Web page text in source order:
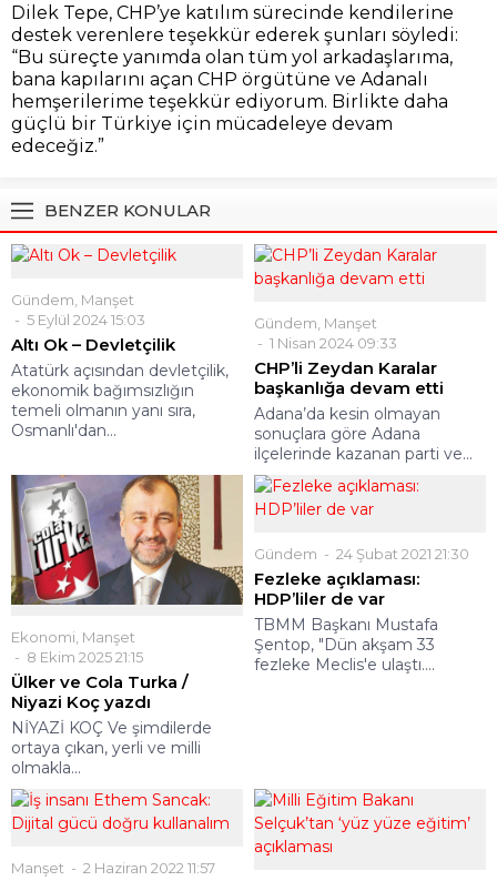
Dilek Tepe, CHP’ye katılım sürecinde kendilerine
destek verenlere teşekkür ederek şunları söyledi:
“Bu süreçte yanımda olan tüm yol arkadaşlarıma,
bana kapılarını açan CHP örgütüne ve Adanalı
hemşerilerime teşekkür ediyorum. Birlikte daha
güçlü bir Türkiye için mücadeleye devam
edeceğiz.”
BENZER KONULAR
Gündem Manşet
5 Eylül 2024 15:03
Altı Ok – Devletçilik
Atatürk açısından devletçilik,
ekonomik bağımsızlığın
temeli olmanın yanı sıra,
Osmanlı'dan...
Gündem Manşet
1 Nisan 2024 09:33
CHP’li Zeydan Karalar
başkanlığa devam etti
Adana’da kesin olmayan
sonuçlara göre Adana
ilçelerinde kazanan parti ve...
Ekonomi, Manşet
8 Ekim 2025 21:15
Ülker ve Cola Turka /
Niyazi Koç yazdı
NİYAZİ KOÇ Ve şimdilerde
ortaya çıkan, yerli ve milli
olmakla...
Gündem 24 Şubat 2021 21:30
Fezleke açıklaması:
HDP’liler de var
TBMM Başkanı Mustafa
Şentop, "Dün akşam 33
fezleke Meclis'e ulaştı....
Manşet 2 Haziran 2022 11:57